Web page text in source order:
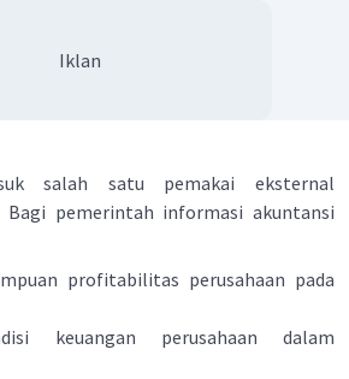
Iklan
salah satu pemakai eksternal
Bagi pemerintah informasi akuntansi
profitabilitas perusahaan pada
keuangan perusahaan dalam